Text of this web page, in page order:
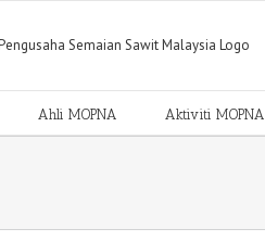
Ahli MOPNA Aktiviti MOPNA